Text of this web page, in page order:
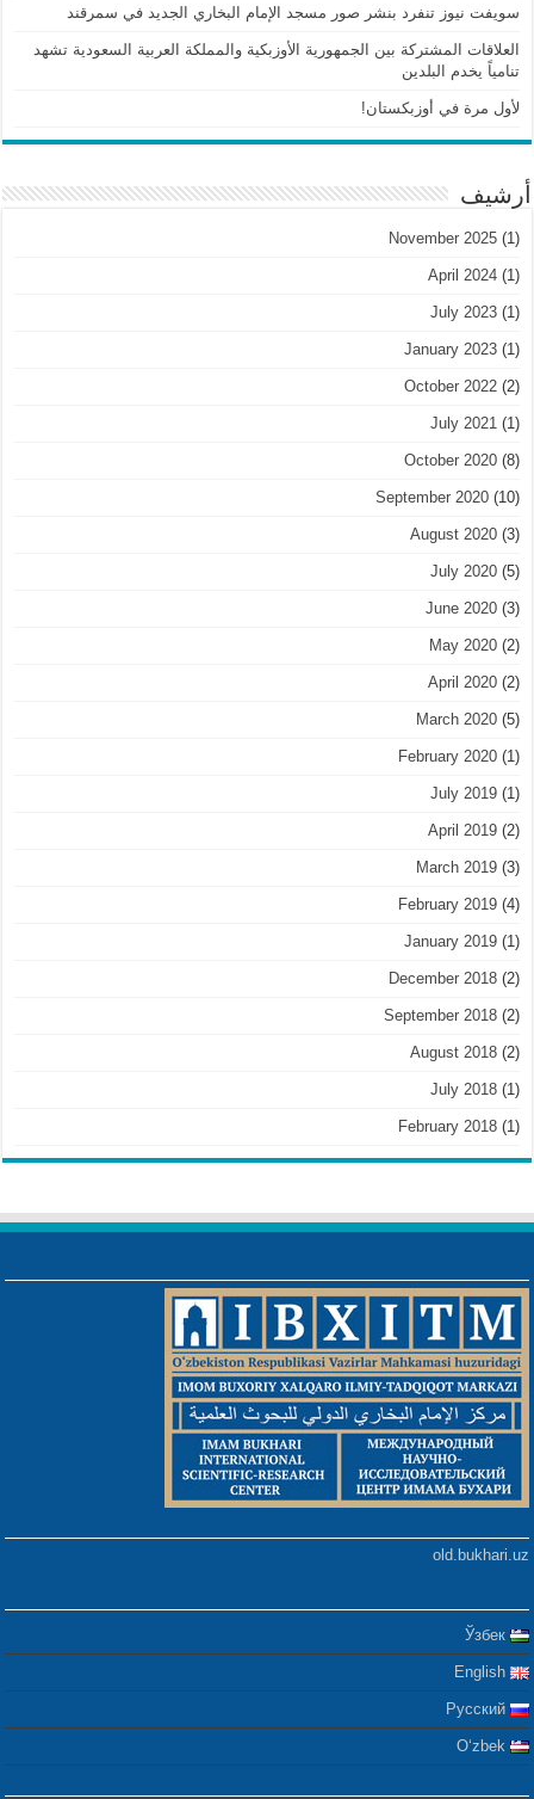
سويفت نيوز تنفرد بنشر صور مسجد الإمام البخاري الجديد في سمرقند
العلاقات المشتركة بين الجمهورية الأوزبكية والمملكة العربية السعودية تشهد
تنامياً يخدم البلدين
لأول مرة في أوزبكستان!
أرشيف
November 2025(1)
April 2024(1)
July 2023(1)
January 2023(1)
October 2022(2)
July 2021 (1)
October 2020(8)
September 2020(10)
August 2020(3)
July 2020(5)
June 2020(3)
May 2020(2)
April 2020(2)
March 2020(5)
February 2020(1)
July 2019(1)
April 2019(2)
March 2019(3)
February 2019(4)
January 2019(1)
December 2018(2)
September 2018(2)
August 2018(2)
July 2018(1)
February 2018(1)
old.bukhari.uz
Ўзбек
English
Русский
Oʻzbek